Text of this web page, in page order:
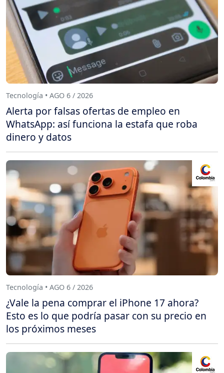
Tecnología • AGO 6 / 2026
Alerta por falsas ofertas de empleo en
WhatsApp: así funciona la estafa que roba
dinero y datos
Tecnología • AGO 6 / 2026
¿Vale la pena comprar el iPhone 17 ahora?
Esto es lo que podría pasar con su precio en
los próximos meses